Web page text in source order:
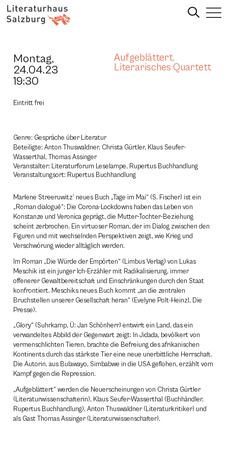
Montag,
24.04.23
19:30
Aufgeblättert.
Literarisches Quartett
Eintritt frei
Genre: Gespräche über Literatur
Beteiligte: Anton Thuswaldner, Christa Gürtler, Klaus Seufer-
Wasserthal, Thomas Assinger
Veranstalter: Literaturforum Leselampe, Rupertus Buchhandlung
Veranstaltungsort: Rupertus Buchhandlung
Marlene Streeruwitz’ neues Buch „Tage im Mai“ (S. Fischer) ist ein
„Roman dialogué“: Die Corona-Lockdowns haben das Leben von
Konstanze und Veronica geprägt, die Mutter-Tochter-Beziehung
scheint zerbrochen. Ein virtuoser Roman, der im Dialog zwischen den
Figuren und mit wechselnden Perspektiven zeigt, wie Krieg und
Verschwörung wieder alltäglich werden.
Im Roman „Die Würde der Empörten“ (Limbus Verlag) von Lukas
Meschik ist ein junger Ich-Erzähler mit Radikalisierung, immer
offenerer Gewaltbereitschaft und Einschränkungen durch den Staat
konfrontiert. Meschiks neues Buch kommt „an die zentralen
Bruchstellen unserer Gesellschaft heran“ (Evelyne Polt-Heinzl, Die
Presse).
„Glory“ (Suhrkamp, Ü: Jan Schönherr) entwirft ein Land, das ein
verwandeltes Abbild der Gegenwart zeigt: In Jidada, bevölkert von
vermenschlichten Tieren, brachte die Befreiung des afrikanischen
Kontinents durch das stärkste Tier eine neue unerbittliche Herrschaft.
Die Autorin, aus Bulawayo, Simbabwe in die USA geflohen, erzählt vom
Kampf gegen die Repression.
„Aufgeblättert“ werden die Neuerscheinungen von Christa Gürtler
(Literaturwissenschafterin), Klaus Seufer-Wasserthal (Buchhändler,
Rupertus Buchhandlung), Anton Thuswaldner (Literaturkritiker) und
als Gast Thomas Assinger (Literaturwissenschafter).